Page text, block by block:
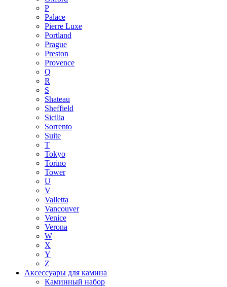
P
Palace
Pierre Luxe
Portland
Prague
Preston
Provence
Q
R
S
Shateau
Sheffield
Sicilia
Sorrento
Suite
T
Tokyo
Torino
Tower
U
V
Valletta
Vancouver
Venice
Verona
W
X
Y
Z
Аксессуары для камина
Каминный набор